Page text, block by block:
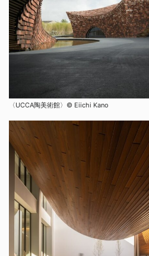
〈UCCA陶美術館〉© Eiichi Kano